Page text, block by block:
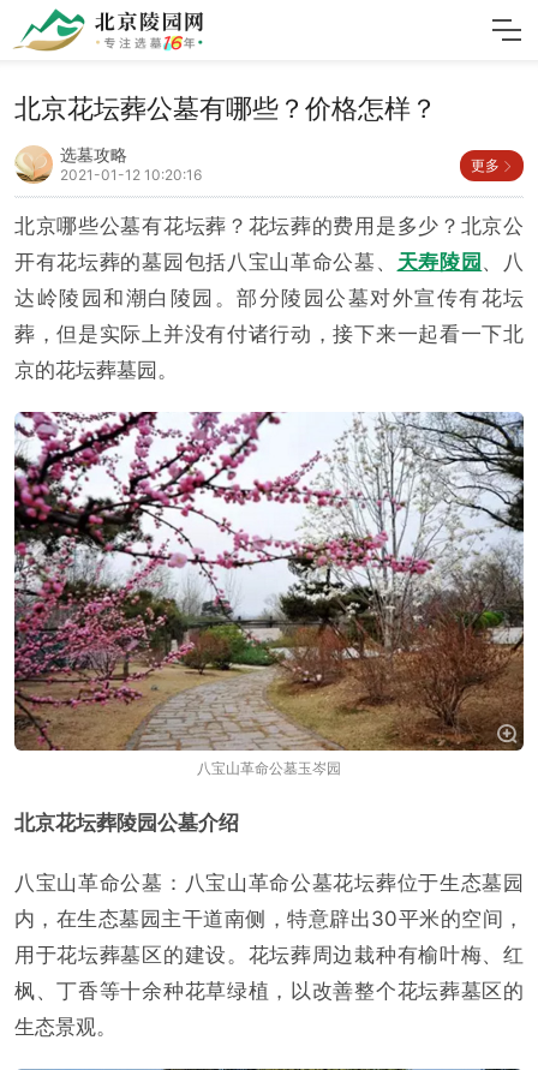
北京花坛葬公墓有哪些？价格怎样？
选墓攻略
2021-01-12 10:20:16
更多
北京哪些公墓有花坛葬？花坛葬的费用是多少？北京公
开有花坛葬的墓园包括八宝山革命公墓、 天寿陵园 、八
达岭陵园和潮白陵园。部分陵园公墓对外宣传有花坛
葬，但是实际上并没有付诸行动，接下来一起看一下北
京的花坛葬墓园。
八宝山革命公墓玉岑园
北京花坛葬陵园公墓介绍
八宝山革命公墓：八宝山革命公墓花坛葬位于生态墓园
内，在生态墓园主干道南侧，特意辟出30平米的空间，
用于花坛葬墓区的建设。花坛葬周边栽种有榆叶梅、红
枫、丁香等十余种花草绿植，以改善整个花坛葬墓区的
生态景观。